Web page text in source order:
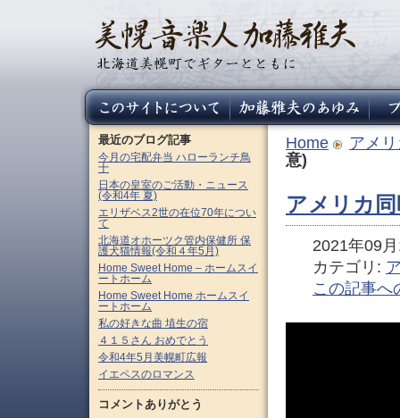
Home
アメ
意)
アメリカ
2021年09
カテゴリ:
この記事へ
最近のブログ記事
今月の宅配弁当 ハローランチ鳥
十
日本の皇室のご活動・ニュース
(令和4年 夏)
エリザベス2世の在位70年につい
て
北海道オホーツク管内保健所 保
護犬猫情報(令和４年5月)
Home Sweet Home – ホームスイ
ートホーム
Home Sweet Home ホームスイ
ートホーム
私の好きな曲 埴生の宿
４１５さん おめでとう
令和4年5月美幌町広報
イエペスのロマンス
コメントありがとう